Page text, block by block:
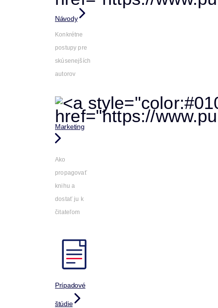
Návody
Konkrétne
postupy pre
skúsenejších
autorov
Marketing
Ako
propagovať
knihu a
dostať ju k
čitateľom
Prípadové
štúdie